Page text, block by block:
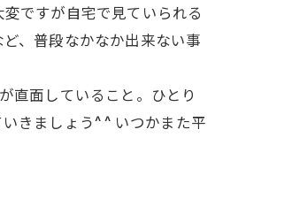
ですが自宅で見ていられる
、普段なかなか出来ない事
直面していること。ひとり
きましょう^ ^ いつかまた平